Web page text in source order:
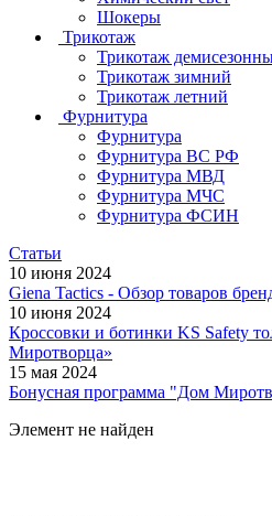
Шокеры
Трикотаж
Трикотаж
Трикотаж зимний
Трикотаж летний
Фурнитура
Фурнитура
Фурнитура ВС РФ
Фурнитура МВД
Фурнитура МЧС
Фурнитура ФСИН
Статьи
10 июня 2024
Giena Tactics - Обзор товаров
10 июня 2024
Кроссовки и ботинки KS Safety
Миротворца»
15 мая 2024
Бонусная программа "Дом
Элемент не найден